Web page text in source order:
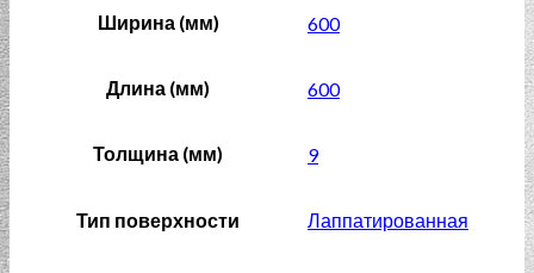
Ширина (мм) 600
Длина (мм) 600
Толщина (мм) 9
Тип поверхности Лаппатированная